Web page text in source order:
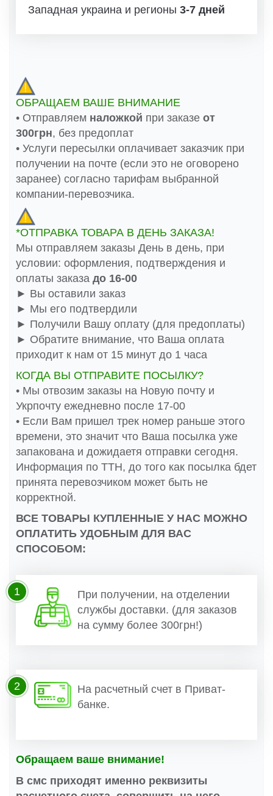
Западная украина и регионы 3-7 дней
ОБРАЩАЕМ ВАШЕ ВНИМАНИЕ
• Отправляем наложкой при заказе от
300грн, без предоплат
• Услуги пересылки оплачивает заказчик при
получении на почте (если это не оговорено
заранее) согласно тарифам выбранной
компании-перевозчика.
*ОТПРАВКА ТОВАРА В ДЕНЬ ЗАКАЗА!
Мы отправляем заказы День в день, при
условии: оформления, подтверждения и
оплаты заказа до 16-00
► Вы оставили заказ
► Мы его подтвердили
► Получили Вашу оплату (для предоплаты)
► Обратите внимание, что Ваша оплата
приходит к нам от 15 минут до 1 часа
КОГДА ВЫ ОТПРАВИТЕ ПОСЫЛКУ?
• Мы отвозим заказы на Новую почту и
Укрпочту ежедневно после 17-00
• Если Вам пришел трек номер раньше этого
времени, это значит что Ваша посылка уже
запакована и дожидаетя отправки сегодня.
Информация по ТТН, до того как посылка бдет
принята перевозчиком может быть не
корректной.
ВСЕ ТОВАРЫ КУПЛЕННЫЕ У НАС МОЖНО
ОПЛАТИТЬ УДОБНЫМ ДЛЯ ВАС
СПОСОБОМ:
При получении, на отделении
службы доставки. (для заказов
на сумму более 300грн!)
1
На расчетный счет в Приват-
банке.
2
Обращаем ваше внимание!
В смс приходят именно реквизиты